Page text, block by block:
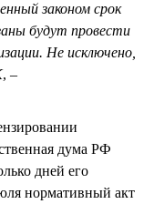
законом срок
будут провести
Не исключено,
, –
дума РФ
дней его
нормативный акт